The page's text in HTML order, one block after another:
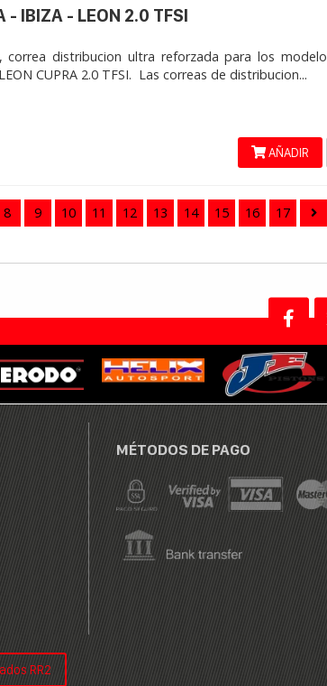
- IBIZA - LEON 2.0 TFSI
correa distribucion ultra reforzada para los
CUPRA 2.0 TFSI. Las correas de distribucion...
AÑADIR
8 9 10 11 12 13 14 15 16 17
MÉTODOS DE PAGO
RR2